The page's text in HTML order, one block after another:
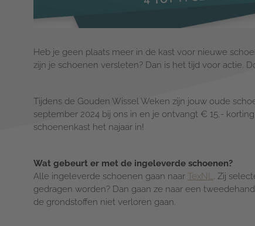
Heb je geen plaats meer in de kast voor nieuwe
zijn je schoenen versleten? Dan is het tijd voor actie.
Tijdens de Gouden Wissel Weken zijn jouw oude
september 2024 bij ons in en je ontvangt € 15,-
schoenenkast het najaar in!
Wat gebeurt er met de ingeleverde schoenen?
Alle ingeleverde schoenen gaan naar TexNL. Zij
gedragen worden? Dan gaan ze naar een
de grondstoffen niet verloren gaan.